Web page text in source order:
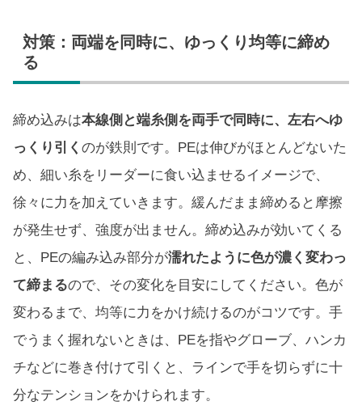
対策：両端を同時に、ゆっくり均等に締め
る
締め込みは本線側と端糸側を両手で同時に、左右へゆ
っくり引く のが鉄則です。PEは伸びがほとんどないた
め、細い糸をリーダーに食い込ませるイメージで、
徐々に力を加えていきます。緩んだまま締めると摩擦
が発生せず、強度が出ません。締め込みが効いてくる
と、PEの編み込み部分が濡れたように色が濃く変わっ
て締まるので、その変化を目安にしてください。色が
変わるまで、均等に力をかけ続けるのがコツです。手
でうまく握れないときは、PEを指やグローブ、ハンカ
チなどに巻き付けて引くと、ラインで手を切らずに十
分なテンションをかけられます。